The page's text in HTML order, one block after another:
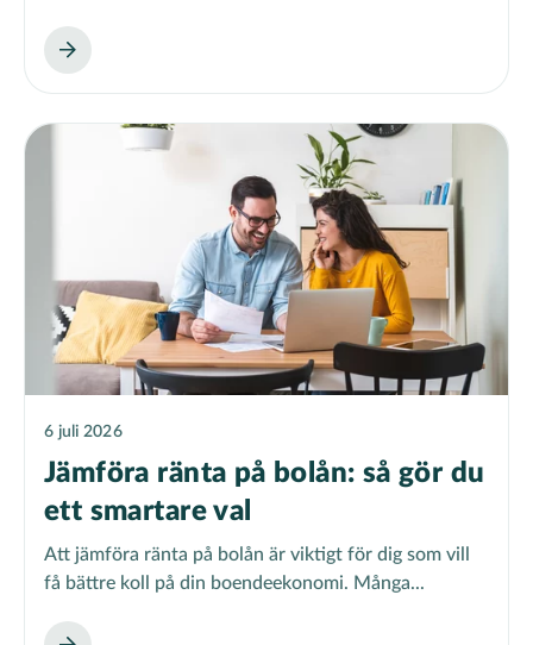
6 juli 2026
Jämföra ränta på bolån: så gör du
ett smartare val
Att jämföra ränta på bolån är viktigt för dig som vill
få bättre koll på din boendeekonomi. Många...